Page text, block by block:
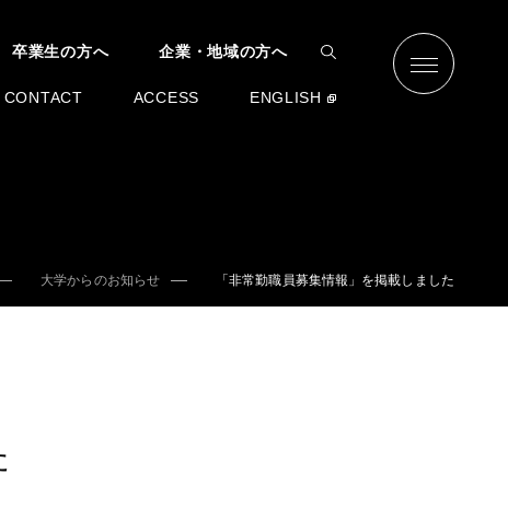
卒業生の方へ 企業・地域の方へ
CONTACT ACCESS ENGLISH
大学からのお知らせ 「非常勤職員募集情報」を掲載しました